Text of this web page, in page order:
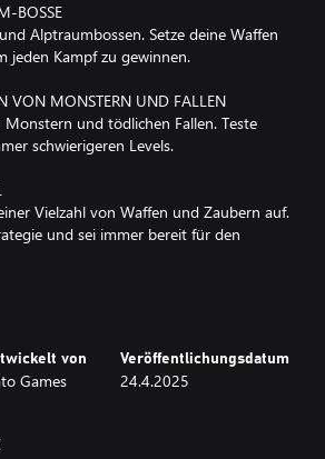
BOSSE
Alptraumbossen. Setze deine Waffen
jeden Kampf zu gewinnen.
VON MONSTERN UND FALLEN
und tödlichen Fallen. Teste
schwierigeren Levels.
Vielzahl von Waffen und Zaubern auf.
und sei immer bereit für den
von
Games
Veröffentlichungsdatum
24.4.2025